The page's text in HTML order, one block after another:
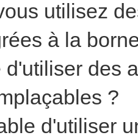
utilisez
à la
des
?
d'utiliser